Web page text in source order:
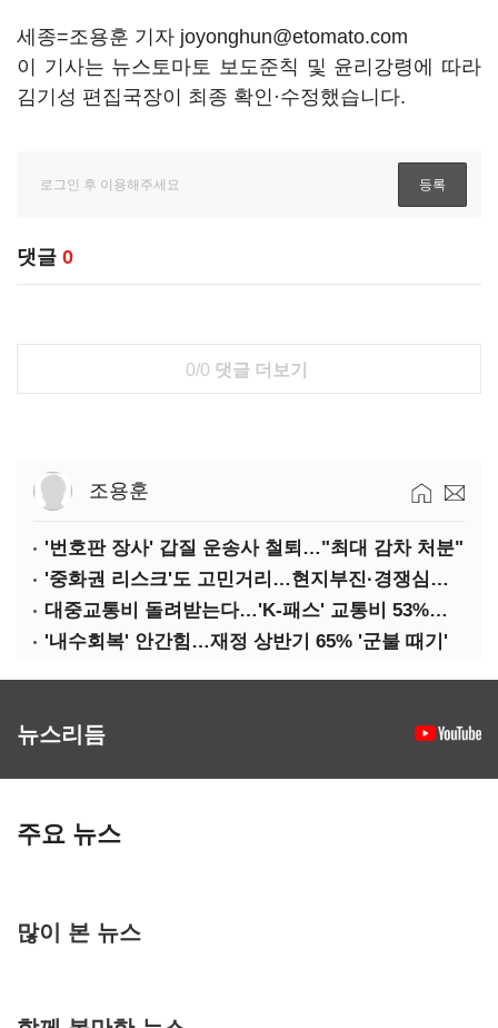
세종=조용훈 기자 joyonghun@etomato.com
이 기사는 뉴스토마토 보도준칙 및 윤리강령에 따라
김기성 편집국장이 최종 확인·수정했습니다.
댓글 0
0/0 댓글 더보기
조용훈
'번호판 장사' 갑질 운송사 철퇴…"최대 감차 처분"
'중화권 리스크'도 고민거리…현지부진·경쟁심화·양안냉각
대중교통비 돌려받는다…'K-패스' 교통비 53%까지 환급
'내수회복' 안간힘…재정 상반기 65% '군불 때기'
뉴스리듬
주요 뉴스
많이 본 뉴스